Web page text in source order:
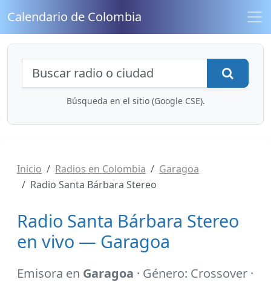
Calendario de Colombia
Búsqueda de radios y contenidos
Búsqueda en el sitio (Google CSE).
Inicio Radios en Colombia
Garagoa
Radio Santa Bárbara Stereo
Radio Santa Bárbara Stereo
en vivo — Garagoa
Emisora en Garagoa · Género: Crossover ·